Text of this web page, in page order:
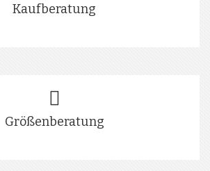
Kaufberatung
Größenberatung